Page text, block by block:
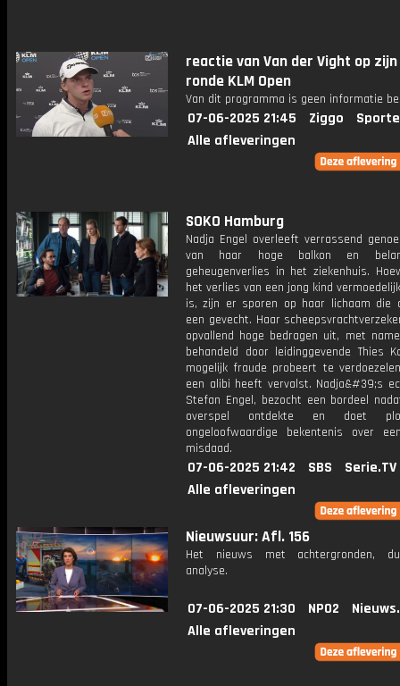
reactie van Van der Vight op
ronde KLM Open
Van dit programma is geen informatie
07-06-2025 21:45 Ziggo
Alle afleveringen
SOKO Hamburg
Nadja Engel overleeft verrassend
van haar hoge balkon en
geheugenverlies in het ziekenhuis.
het verlies van een jong kind
is, zijn er sporen op haar lichaam die
een gevecht. Haar
opvallend hoge bedragen uit, met
behandeld door leidinggevende Thies
mogelijk fraude probeert te
een alibi heeft vervalst. Nadja&#39;s
Stefan Engel, bezocht een bordeel
overspel ontdekte en doet
ongeloofwaardige bekentenis over
misdaad.
07-06-2025 21:42 SBS
Serie.TV
Alle afleveringen
Nieuwsuur: Afl. 156
Het nieuws met achtergronden,
analyse.
07-06-2025 21:30 NPO2
Alle afleveringen